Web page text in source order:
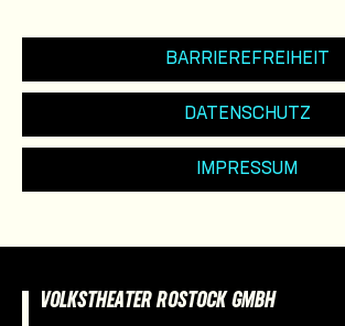
BARRIEREFREIHEIT
DATENSCHUTZ
IMPRESSUM
VOLKSTHEATER ROSTOCK GMBH